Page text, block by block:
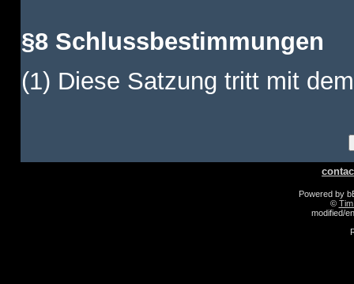
§8 Schlussbestimmungen
(1) Diese Satzung tritt mit
Powered by
©
modified/